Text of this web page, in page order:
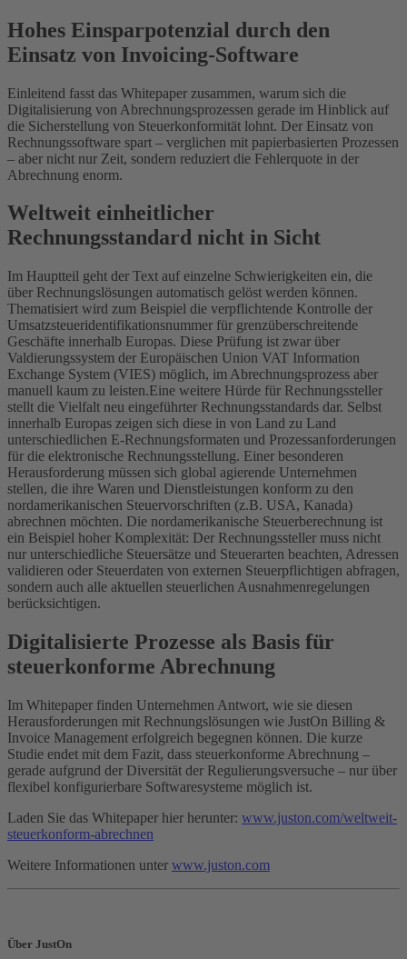
Hohes Einsparpotenzial durch den
Einsatz von Invoicing-Software
Einleitend fasst das Whitepaper zusammen, warum sich die
Digitalisierung von Abrechnungsprozessen gerade im Hinblick auf
die Sicherstellung von Steuerkonformität lohnt. Der Einsatz von
Rechnungssoftware spart – verglichen mit papierbasierten Prozessen
– aber nicht nur Zeit, sondern reduziert die Fehlerquote in der
Abrechnung enorm.
Weltweit einheitlicher
Rechnungsstandard nicht in Sicht
Im Hauptteil geht der Text auf einzelne Schwierigkeiten ein, die
über Rechnungslösungen automatisch gelöst werden können.
Thematisiert wird zum Beispiel die verpflichtende Kontrolle der
Umsatzsteueridentifikationsnummer für grenzüberschreitende
Geschäfte innerhalb Europas. Diese Prüfung ist zwar über
Valdierungssystem der Europäischen Union VAT Information
Exchange System (VIES) möglich, im Abrechnungsprozess aber
manuell kaum zu leisten.Eine weitere Hürde für Rechnungssteller
stellt die Vielfalt neu eingeführter Rechnungsstandards dar. Selbst
innerhalb Europas zeigen sich diese in von Land zu Land
unterschiedlichen E-Rechnungsformaten und Prozessanforderungen
für die elektronische Rechnungsstellung. Einer besonderen
Herausforderung müssen sich global agierende Unternehmen
stellen, die ihre Waren und Dienstleistungen konform zu den
nordamerikanischen Steuervorschriften (z.B. USA, Kanada)
abrechnen möchten. Die nordamerikanische Steuerberechnung ist
ein Beispiel hoher Komplexität: Der Rechnungssteller muss nicht
nur unterschiedliche Steuersätze und Steuerarten beachten, Adressen
validieren oder Steuerdaten von externen Steuerpflichtigen abfragen,
sondern auch alle aktuellen steuerlichen Ausnahmenregelungen
berücksichtigen.
Digitalisierte Prozesse als Basis für
steuerkonforme Abrechnung
Im Whitepaper finden Unternehmen Antwort, wie sie diesen
Herausforderungen mit Rechnungslösungen wie JustOn Billing &
Invoice Management erfolgreich begegnen können. Die kurze
Studie endet mit dem Fazit, dass steuerkonforme Abrechnung –
gerade aufgrund der Diversität der Regulierungsversuche – nur über
flexibel konfigurierbare Softwaresysteme möglich ist.
Laden Sie das Whitepaper hier herunter: www.juston.com/weltweit-
steuerkonform-abrechnen
Weitere Informationen unter www.juston.com
Über JustOn